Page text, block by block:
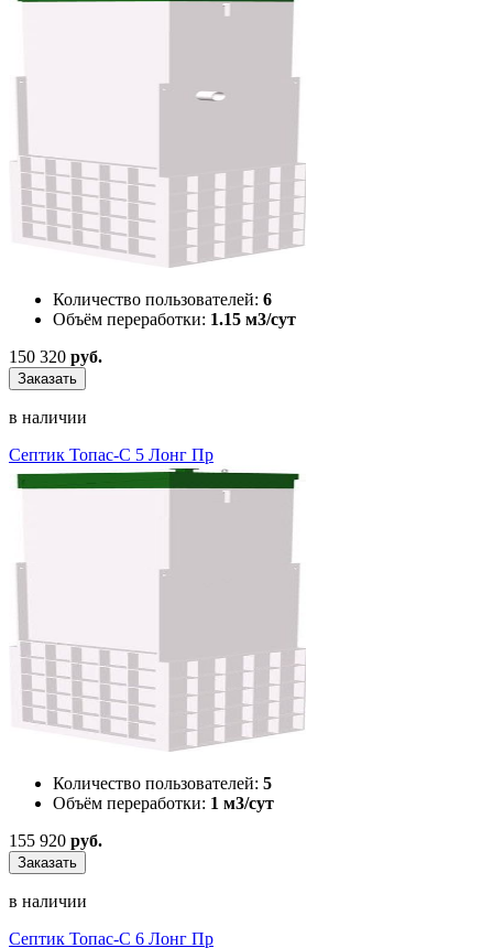
Количество пользователей: 6
Объём переработки: 1.15 м3/сут
150 320 руб.
Заказать
в наличии
Септик Топас-С 5 Лонг Пр
Количество пользователей: 5
Объём переработки: 1 м3/сут
155 920 руб.
Заказать
в наличии
Септик Топас-С 6 Лонг Пр